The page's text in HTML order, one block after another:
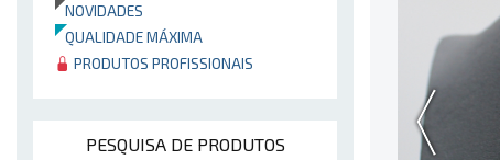
NOVIDADES
QUALIDADE MÁXIMA
PRODUTOS PROFISSIONAIS
PESQUISA DE PRODUTOS